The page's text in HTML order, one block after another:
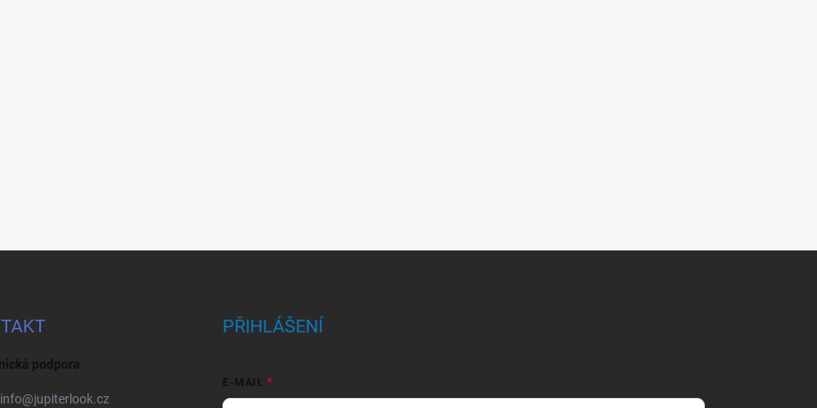
podpora
info@jupiterlook.cz
PŘIHLÁŠENÍ
E-MAIL